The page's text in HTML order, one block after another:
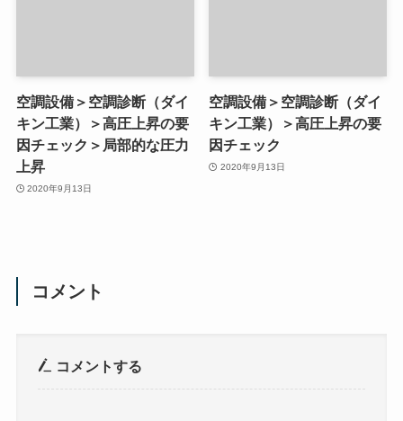
空調設備＞空調診断（ダイ
キン工業）＞高圧上昇の要
因チェック＞局部的な圧力
上昇
2020年9月13日
空調設備＞空調診断（ダイ
キン工業）＞高圧上昇の要
因チェック
2020年9月13日
コメント
コメントする